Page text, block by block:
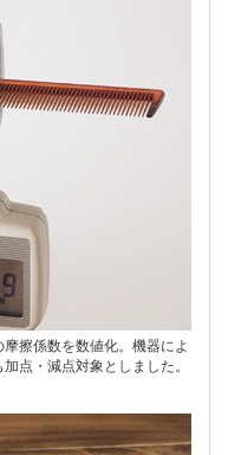
擦係数を数値化。機器によ
点・減点対象としました。